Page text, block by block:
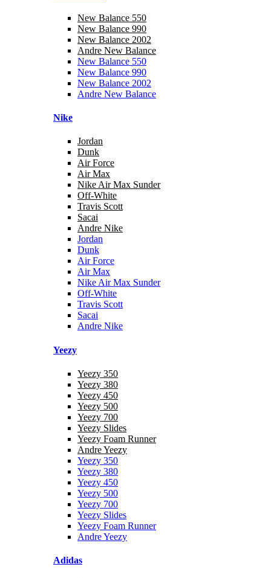
New Balance 550
New Balance 990
New Balance 2002
Andre New Balance
New Balance 550
New Balance 990
New Balance 2002
Andre New Balance
Nike
Jordan
Dunk
Air Force
Air Max
Nike Air Max Sunder
Off-White
Travis Scott
Sacai
Andre Nike
Jordan
Dunk
Air Force
Air Max
Nike Air Max Sunder
Off-White
Travis Scott
Sacai
Andre Nike
Yeezy
Yeezy 350
Yeezy 380
Yeezy 450
Yeezy 500
Yeezy 700
Yeezy Slides
Yeezy Foam Runner
Andre Yeezy
Yeezy 350
Yeezy 380
Yeezy 450
Yeezy 500
Yeezy 700
Yeezy Slides
Yeezy Foam Runner
Andre Yeezy
Adidas